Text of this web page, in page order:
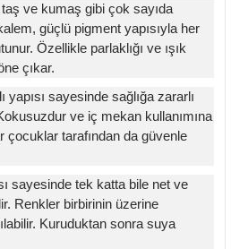
ve kumaş gibi çok sayıda
güçlü pigment yapısıyla her
Özellikle parlaklığı ve ışık
çıkar.
sayesinde sağlığa zararlı
ve iç mekan kullanımına
çocuklar tarafından da güvenle
sayesinde tek katta bile net ve
Renkler birbirinin üzerine
Kuruduktan sonra suya